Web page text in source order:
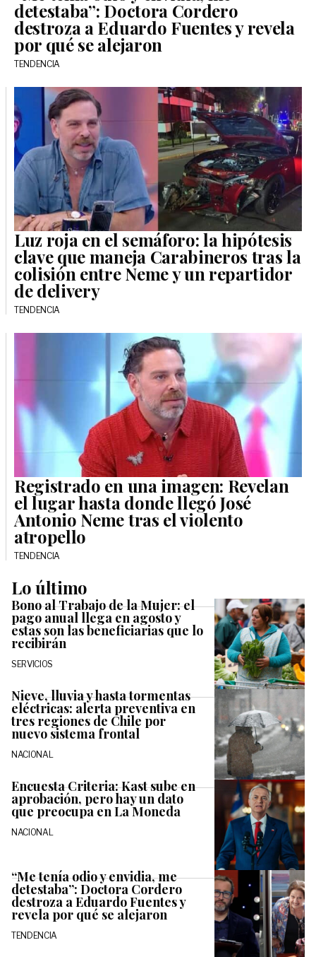
detestaba”: Doctora Cordero
destroza a Eduardo Fuentes y revela
por qué se alejaron
TENDENCIA
Luz roja en el semáforo: la hipótesis
clave que maneja Carabineros tras la
colisión entre Neme y un repartidor
de delivery
TENDENCIA
Registrado en una imagen: Revelan
el lugar hasta donde llegó José
Antonio Neme tras el violento
atropello
TENDENCIA
Lo último
Bono al Trabajo de la Mujer: el
pago anual llega en agosto y
estas son las beneficiarias que lo
recibirán
SERVICIOS
Nieve, lluvia y hasta tormentas
eléctricas: alerta preventiva en
tres regiones de Chile por
nuevo sistema frontal
NACIONAL
Encuesta Criteria: Kast sube en
aprobación, pero hay un dato
que preocupa en La Moneda
NACIONAL
“Me tenía odio y envidia, me
detestaba”: Doctora Cordero
destroza a Eduardo Fuentes y
revela por qué se alejaron
TENDENCIA